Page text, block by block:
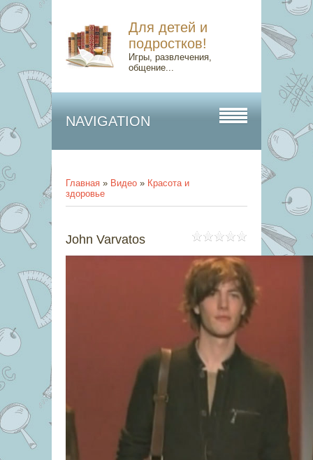
Для детей и
подростков!
Игры, развлечения,
общение...
NAVIGATION
Главная » Видео » Красота и
здоровье
John Varvatos